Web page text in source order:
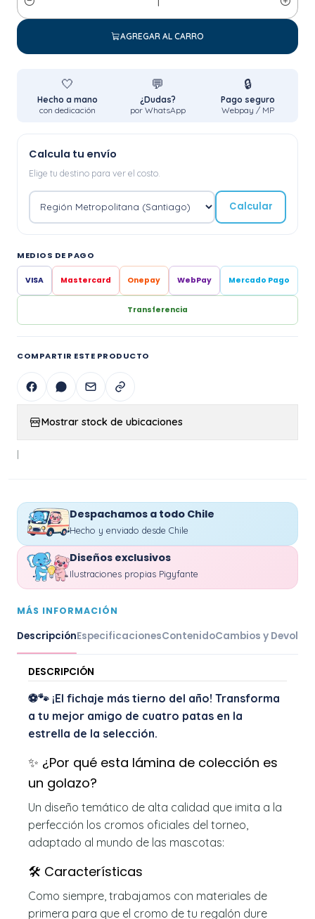
Cantidad
AGREGAR AL CARRO
🤍
Hecho a mano
con dedicación
💬
¿Dudas?
por WhatsApp
🔒
Pago seguro
Webpay / MP
Calcula tu envío
Elige tu destino para ver el costo.
Calcular
MEDIOS DE PAGO
VISA Mastercard Onepay WebPay Mercado Pago
Transferencia
COMPARTIR ESTE PRODUCTO
Mostrar stock de ubicaciones
|
Despachamos a todo Chile
Hecho y enviado desde Chile
Diseños exclusivos
Ilustraciones propias Pigyfante
MÁS INFORMACIÓN
DescripciónEspecificacionesContenidoCambios y
DESCRIPCIÓN
⚽🐾 ¡El fichaje más tierno del año! Transforma
a tu mejor amigo de cuatro patas en la
estrella de la selección.
✨ ¿Por qué esta lámina de colección es
un golazo?
Un diseño temático de alta calidad que imita a la
perfección los cromos oficiales del torneo,
adaptado al mundo de las mascotas:
🛠️ Características
Como siempre, trabajamos con materiales de
primera para que el cromo de tu regalón dure